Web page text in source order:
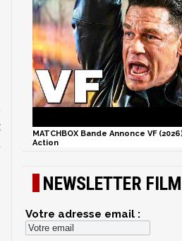
MATCHBOX Bande Annonce VF
Action
NEWSLETTER
Votre adresse email :